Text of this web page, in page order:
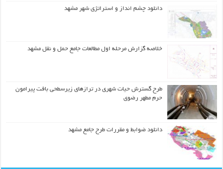
دانلود چشم انداز و استراتژی شهر مشهد
خلاصه گزارش مرحله اول مطالعات جامع حمل و نقل مشهد
طرح گسترش حیات شهري در ترازهاي زیرسطحی بافت پیرامون
حرم مطهر رضوي
دانلود ضوابط و مقررات طرح جامع مشهد